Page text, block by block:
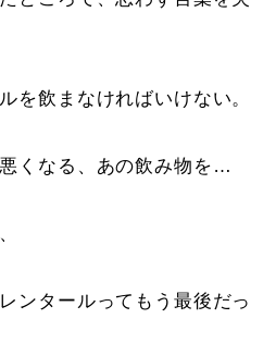
を飲まなければいけない。
くなる、あの飲み物を…
ンタールってもう最後だっ